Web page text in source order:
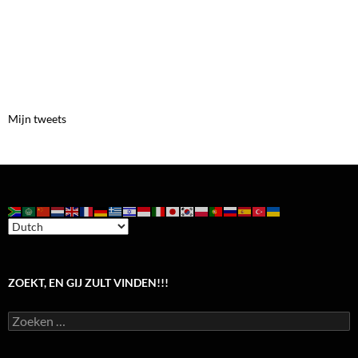
Mijn tweets
ZOEKT, EN GIJ ZULT VINDEN!!!
Zoeken
naar: